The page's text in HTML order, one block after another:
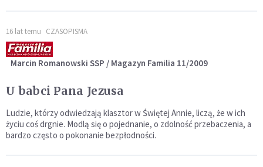
16 lat temu CZASOPISMA
Marcin Romanowski SSP / Magazyn Familia 11/2009
U babci Pana Jezusa
Ludzie, którzy odwiedzają klasztor w Świętej Annie, liczą, że w ich
życiu coś drgnie. Modlą się o pojednanie, o zdolność przebaczenia, a
bardzo często o pokonanie bezpłodności.